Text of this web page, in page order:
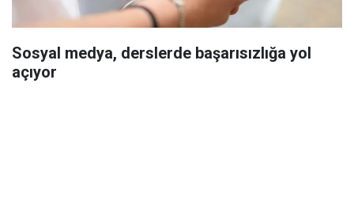
Sosyal medya, derslerde başarısızlığa yol
açıyor